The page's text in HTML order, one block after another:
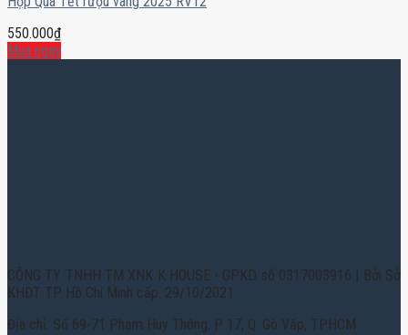
550.000₫
Mua ngay
CÔNG TY TNHH TM XNK K HOUSE - GPKD số 0317003916 | Bởi Sở
KHĐT TP. Hồ Chí Minh cấp: 29/10/2021
Địa chỉ: Số 69-71 Phạm Huy Thông, P. 17, Q. Gò Vấp, TPHCM